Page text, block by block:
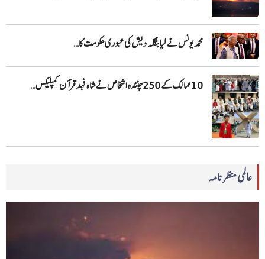
محمد یونس نے لیا بنگلہ دیش کی عبوری حکومت کا…
10 ممالک کے 250چنندہ اشخاص نے شاہ فہد قرآن کمپلیکس…
عالمی منظرنامہ